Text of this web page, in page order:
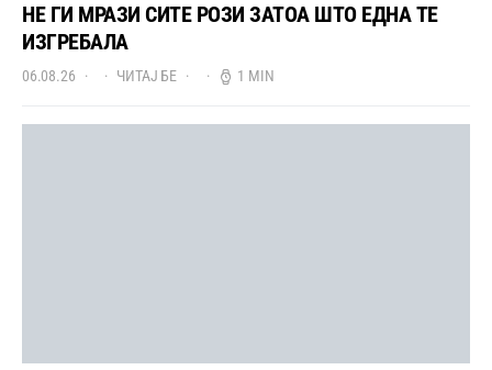
НЕ ГИ МРАЗИ СИТЕ РОЗИ ЗАТОА ШТО ЕДНА ТЕ
ИЗГРЕБАЛА
06.08.26 ЧИТАЈ БЕ 1 MIN